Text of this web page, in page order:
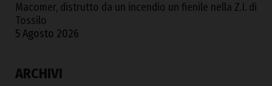
Macomer, distrutto da un incendio un fienile nella Z.I. di
Tossilo
5 Agosto 2026
ARCHIVI